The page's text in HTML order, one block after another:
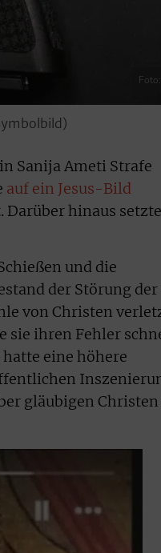
Sanija Ameti Strafe
auf ein Jesus-Bild
Darüber hinaus
und die
der Störung der
von Christen
sie ihren Fehler
eine höhere
gläubigen Christen